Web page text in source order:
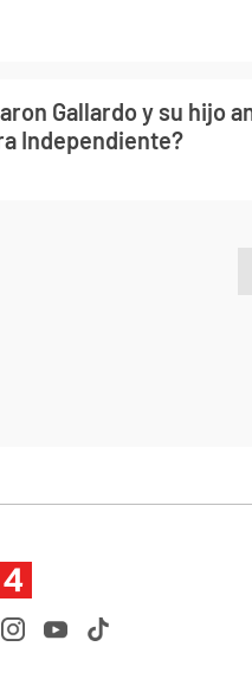
Gallardo y su hijo
Independiente?